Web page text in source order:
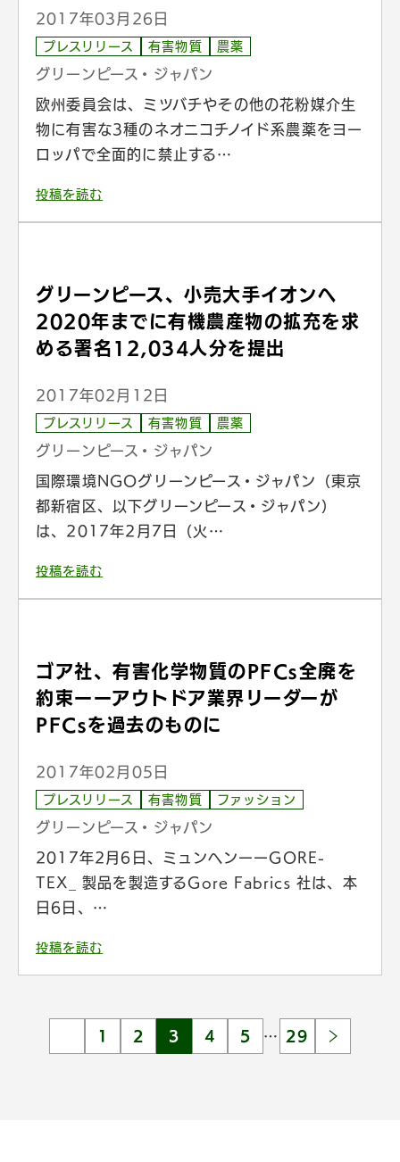
2017年03月26日
プレスリリース 有害物質 農薬
グリーンピース・ジャパン
欧州委員会は、ミツバチやその他の花粉媒介生
物に有害な3種のネオニコチノイド系農薬をヨー
ロッパで全面的に禁止する…
投稿を読む
グリーンピース、小売大手イオンへ
2020年までに有機農産物の拡充を求
める署名12,034人分を提出
2017年02月12日
プレスリリース 有害物質 農薬
グリーンピース・ジャパン
国際環境NGOグリーンピース・ジャパン（東京
都新宿区、以下グリーンピース・ジャパン）
は、2017年2月7日（火…
投稿を読む
ゴア社、有害化学物質のPFCs全廃を
約束ーーアウトドア業界リーダーが
PFCsを過去のものに
2017年02月05日
プレスリリース 有害物質 ファッション
グリーンピース・ジャパン
2017年2月6日、ミュンヘンーーGORE-
TEX_ 製品を製造するGore Fabrics 社は、本
日6日、…
投稿を読む
1 2 3 4 5 … 29